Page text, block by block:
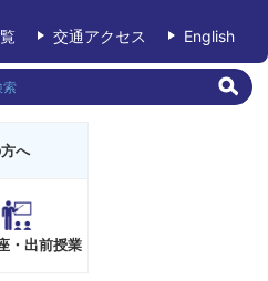
へ
・出前授業
交通アクセス English